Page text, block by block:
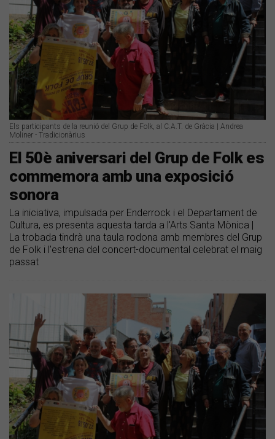
Els participants de la reunió del Grup de Folk, al C.A.T. de Gràcia | Andrea
Moliner - Tradicionàrius
El 50è aniversari del Grup de Folk es
commemora amb una exposició
sonora
La iniciativa, impulsada per Enderrock i el Departament de
Cultura, es presenta aquesta tarda a l'Arts Santa Mònica |
La trobada tindrà una taula rodona amb membres del Grup
de Folk i l'estrena del concert-documental celebrat el maig
passat